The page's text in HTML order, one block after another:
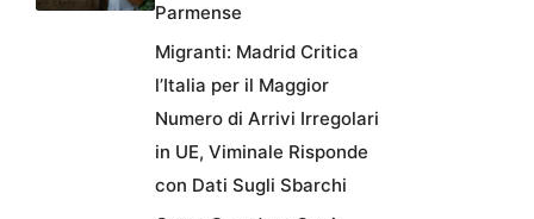
Parmense
Migranti: Madrid Critica
l’Italia per il Maggior
Numero di Arrivi Irregolari
in UE, Viminale Risponde
con Dati Sugli Sbarchi